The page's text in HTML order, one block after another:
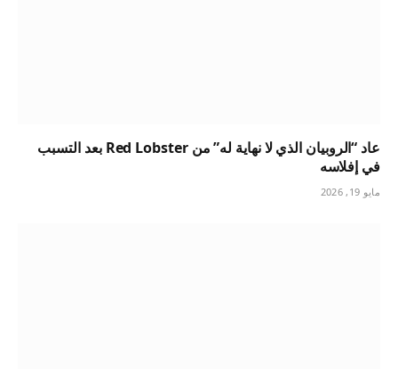
عاد “الروبيان الذي لا نهاية له” من Red Lobster بعد التسبب
في إفلاسه
مايو 19, 2026